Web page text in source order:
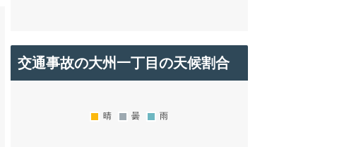
交通事故の大州一丁目の天候割合